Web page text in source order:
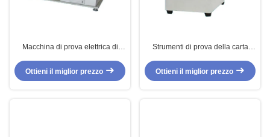
Macchina di prova elettrica di
microcomputer del LED
Ottieni il miglior prezzo
Strumenti di prova della carta
morbidezza
Ottieni il miglior prezzo